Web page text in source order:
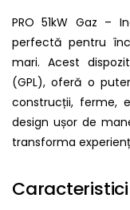
PRO 51kW Gaz –
perfectă pentru
mari. Acest
(GPL), oferă o
construcții, ferme,
design ușor de
transforma